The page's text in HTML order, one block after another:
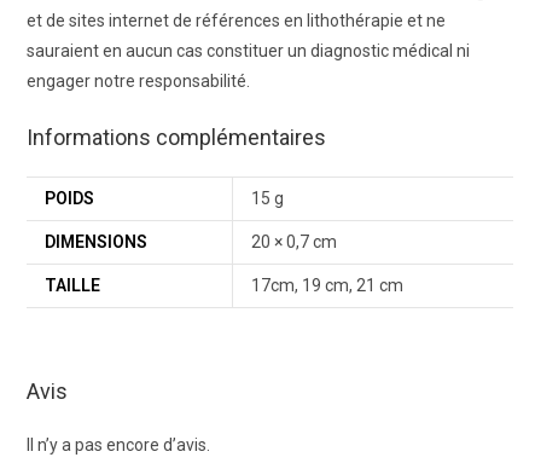
et de sites internet de références en lithothérapie et ne
sauraient en aucun cas constituer un diagnostic médical ni
engager notre responsabilité.
Informations complémentaires
POIDS 15 g
DIMENSIONS 20 × 0,7 cm
TAILLE 17cm, 19 cm, 21 cm
Avis
Il n’y a pas encore d’avis.